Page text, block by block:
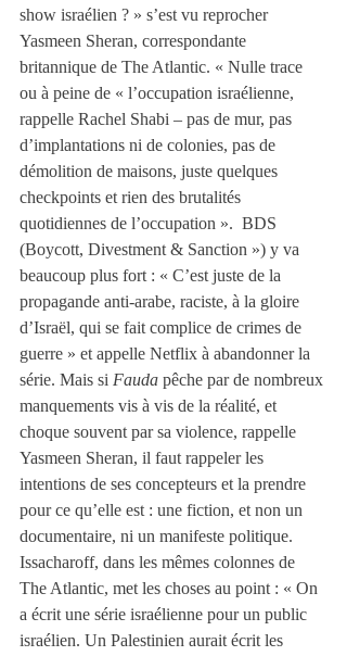
show israélien ? » s’est vu reprocher
Yasmeen Sheran, correspondante
britannique de The Atlantic. « Nulle trace
ou à peine de « l’occupation israélienne,
rappelle Rachel Shabi – pas de mur, pas
d’implantations ni de colonies, pas de
démolition de maisons, juste quelques
checkpoints et rien des brutalités
quotidiennes de l’occupation ».  BDS
(Boycott, Divestment & Sanction ») y va
beaucoup plus fort : « C’est juste de la
propagande anti-arabe, raciste, à la gloire
d’Israël, qui se fait complice de crimes de
guerre » et appelle Netflix à abandonner la
série. Mais si Fauda pêche par de nombreux
manquements vis à vis de la réalité, et
choque souvent par sa violence, rappelle
Yasmeen Sheran, il faut rappeler les
intentions de ses concepteurs et la prendre
pour ce qu’elle est : une fiction, et non un
documentaire, ni un manifeste politique.
Issacharoff, dans les mêmes colonnes de
The Atlantic, met les choses au point : « On
a écrit une série israélienne pour un public
israélien. Un Palestinien aurait écrit les